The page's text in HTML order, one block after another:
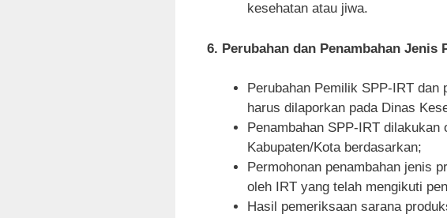
kesehatan atau jiwa.
6. Perubahan dan Penambahan Jenis
Perubahan Pemilik SPP-IRT dan
harus dilaporkan pada Dinas
Penambahan SPP-IRT dilakukan
Kabupaten/Kota berdasarkan;
Permohonan penambahan jenis
oleh IRT yang telah mengikuti
Hasil pemeriksaan sarana